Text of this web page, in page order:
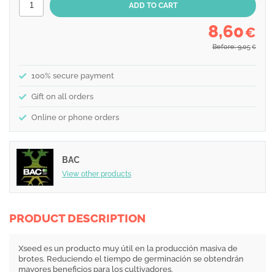
8,60€
Before: 9,05 €
100% secure payment
Gift on all orders
Online or phone orders
BAC
View other products
PRODUCT DESCRIPTION
Xseed es un producto muy útil en la producción masiva de
brotes. Reduciendo el tiempo de germinación se obtendrán
mayores beneficios para los cultivadores.